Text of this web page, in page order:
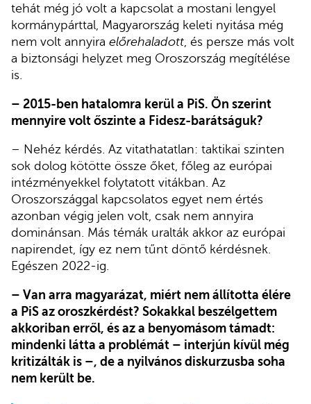
tehát még jó volt a kapcsolat a mostani lengyel
kormánypárttal, Magyarország keleti nyitása még
nem volt annyira előrehaladott, és persze más volt
a biztonsági helyzet meg Oroszország megítélése
is.
– 2015-ben hatalomra kerül a PiS. Ön szerint
mennyire volt őszinte a Fidesz-barátságuk?
– Nehéz kérdés. Az vitathatatlan: taktikai szinten
sok dolog kötötte össze őket, főleg az európai
intézményekkel folytatott vitákban. Az
Oroszországgal kapcsolatos egyet nem értés
azonban végig jelen volt, csak nem annyira
dominánsan. Más témák uralták akkor az európai
napirendet, így ez nem tűnt döntő kérdésnek.
Egészen 2022-ig.
– Van arra magyarázat, miért nem állította élére
a PiS az oroszkérdést? Sokakkal beszélgettem
akkoriban erről, és az a benyomásom támadt:
mindenki látta a problémát – interjún kívül még
kritizálták is –, de a nyilvános diskurzusba soha
nem került be.